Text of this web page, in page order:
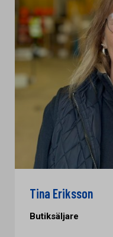
Tina Eriksson
Butiksäljare